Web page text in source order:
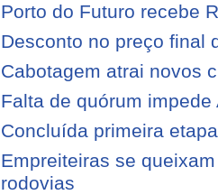
Porto do Futuro recebe
Desconto no preço final
Cabotagem atrai novos
Falta de quórum
Concluída primeira
Empreiteiras se
rodovias